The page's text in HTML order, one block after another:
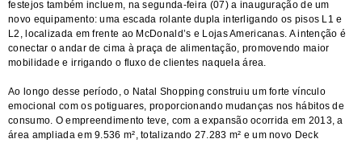
festejos também incluem, na segunda-feira (07) a inauguração de um
novo equipamento: uma escada rolante dupla interligando os pisos L1 e
L2, localizada em frente ao McDonald’s e Lojas Americanas. A intenção é
conectar o andar de cima à praça de alimentação, promovendo maior
mobilidade e irrigando o fluxo de clientes naquela área.
Ao longo desse período, o Natal Shopping construiu um forte vínculo
emocional com os potiguares, proporcionando mudanças nos hábitos de
consumo. O empreendimento teve, com a expansão ocorrida em 2013, a
área ampliada em 9.536 m², totalizando 27.283 m² e um novo Deck